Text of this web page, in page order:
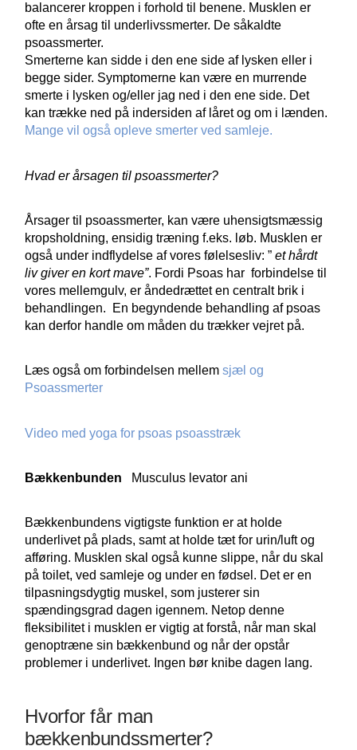
balancerer kroppen i forhold til benene. Musklen er
ofte en årsag til underlivssmerter. De såkaldte
psoassmerter.
Smerterne kan sidde i den ene side af lysken eller i
begge sider. Symptomerne kan være en murrende
smerte i lysken og/eller jag ned i den ene side. Det
kan trække ned på indersiden af låret og om i lænden.
Mange vil også opleve smerter ved samleje.
Hvad er årsagen til psoassmerter?
Årsager til psoassmerter, kan være uhensigtsmæssig
kropsholdning, ensidig træning f.eks. løb. Musklen er
også under indflydelse af vores følelsesliv: ”et hårdt
liv giver en kort mave”. Fordi Psoas har forbindelse til
vores mellemgulv, er åndedrættet en centralt brik i
behandlingen. En begyndende behandling af psoas
kan derfor handle om måden du trækker vejret på.
Læs også om forbindelsen mellemsjæl og
Psoassmerter
Video med yoga for psoas psoasstræk
Bækkenbunden Musculus levator ani
Bækkenbundens vigtigste funktion er at holde
underlivet på plads, samt at holde tæt for urin/luft og
afføring. Musklen skal også kunne slippe, når du skal
på toilet, ved samleje og under en fødsel. Det er en
tilpasningsdygtig muskel, som justerer sin
spændingsgrad dagen igennem. Netop denne
fleksibilitet i musklen er vigtig at forstå, når man skal
genoptræne sin bækkenbund og når der opstår
problemer i underlivet. Ingen bør knibe dagen lang.
Hvorfor får man
bækkenbundssmerter?